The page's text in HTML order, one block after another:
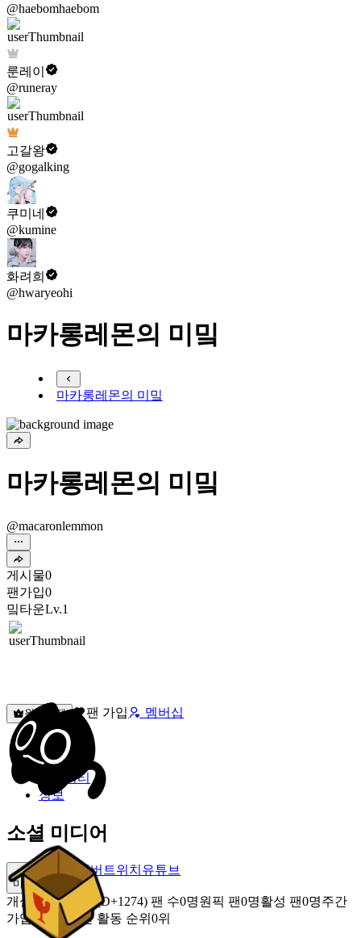
@haebomhaebom
룬레이
@runeray
고갈왕
@gogalking
쿠미네
@kumine
화려희
@hwaryeohi
마카롱레몬의 미밐
마카롱레몬의 미밐
마카롱레몬의 미밐
@macaronlemmon
게시물0
팬가입0
밐타운Lv.1
원픽선택 팬 가입 멤버십
밐타운
피드
커뮤니티
정보
소셜 미디어
미밐 공유
네이버 트위치 유튜브
개설 2023.02.12 (D+1274) 팬 수0명원픽 팬0명활성 팬0명주간
가입 팬 0명주간 활동 순위 0위